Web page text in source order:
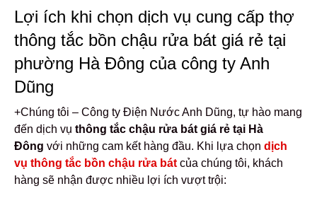
Lợi ích khi chọn dịch vụ cung cấp thợ
thông tắc bồn chậu rửa bát giá rẻ tại
phường Hà Đông của công ty Anh
Dũng
+Chúng tôi – Công ty Điện Nước Anh Dũng, tự hào mang
đến dịch vụ thông tắc chậu rửa bát giá rẻ tại Hà
Đông với những cam kết hàng đầu. Khi lựa chọn dịch
vụ thông tắc bồn chậu rửa bát của chúng tôi, khách
hàng sẽ nhận được nhiều lợi ích vượt trội: